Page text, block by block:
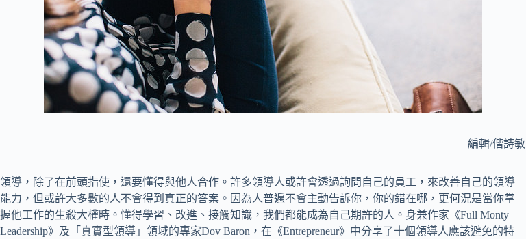
編輯/偕詩敏
領導，除了在前頭指使，還要懂得與他人合作。許多領導人或許會透過詢問自己的員工，來改善自己的領導
能力，但或許大多數的人不會得到真正的答案。因為人普遍不會主動告訴你，你的錯在哪，更何況是當你掌
握他工作的生殺大權時。懂得學習、改進、接觸知識，我們都能成為自己期許的人。身兼作家《Full Monty
Leadership》及「真實型領導」領域的專家Dov Baron，在《Entrepreneur》中分享了十個領導人應該避免的特